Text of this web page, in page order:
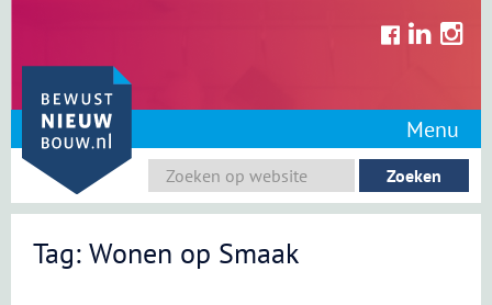
content
Menu
Tag: Wonen op Smaak